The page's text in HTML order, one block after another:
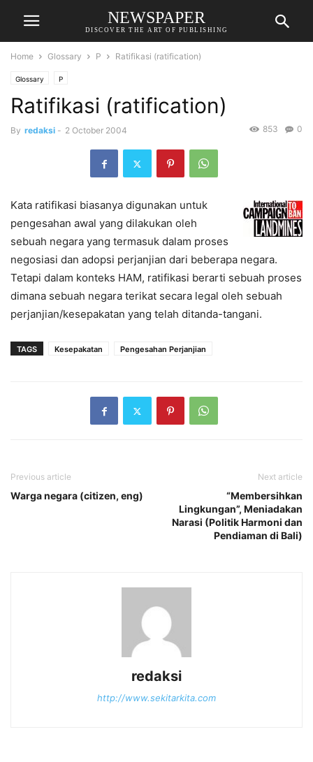
NEWSPAPER
DISCOVER THE ART OF PUBLISHING
Home Glossary P Ratifikasi (ratification)
Glossary P
Ratifikasi (ratification)
By redaksi - 2 October 2004 0
853
Kata ratifikasi biasanya digunakan untuk
pengesahan awal yang dilakukan oleh
sebuah negara yang termasuk dalam proses
negosiasi dan adopsi perjanjian dari beberapa negara.
Tetapi dalam konteks HAM, ratifikasi berarti sebuah proses
dimana sebuah negara terikat secara legal oleh sebuah
perjanjian/kesepakatan yang telah ditanda-tangani.
TAGS Kesepakatan Pengesahan Perjanjian
Previous article
Warga negara (citizen, eng)
Next article
“Membersihkan
Lingkungan”, Meniadakan
Narasi (Politik Harmoni dan
Pendiaman di Bali)
redaksi
http://www.sekitarkita.com